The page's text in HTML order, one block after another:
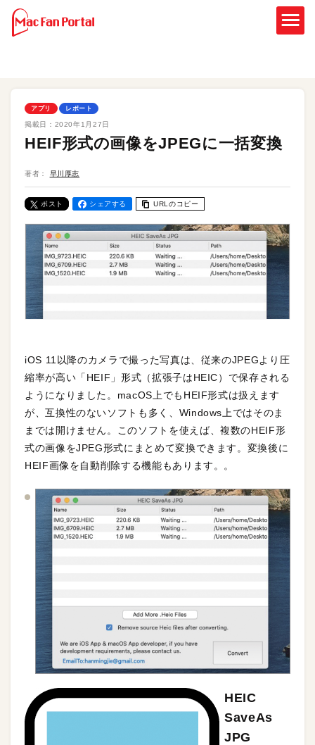
アプリ レポート
掲載日： 2020年1月27日
HEIF形式の画像をJPEGに一括変換
著者： 早川厚志
ポスト シェアする URLのコピー
iOS 11以降のカメラで撮った写真は、従来のJPEGより圧
縮率が高い「HEIF」形式（拡張子はHEIC）で保存される
ようになりました。macOS上でもHEIF形式は扱えます
が、互換性のないソフトも多く、Windows上ではそのま
までは開けません。このソフトを使えば、複数のHEIF形
式の画像をJPEG形式にまとめて変換できます。変換後に
HEIF画像を自動削除する機能もあります。。
HEIC
SaveAs
JPG